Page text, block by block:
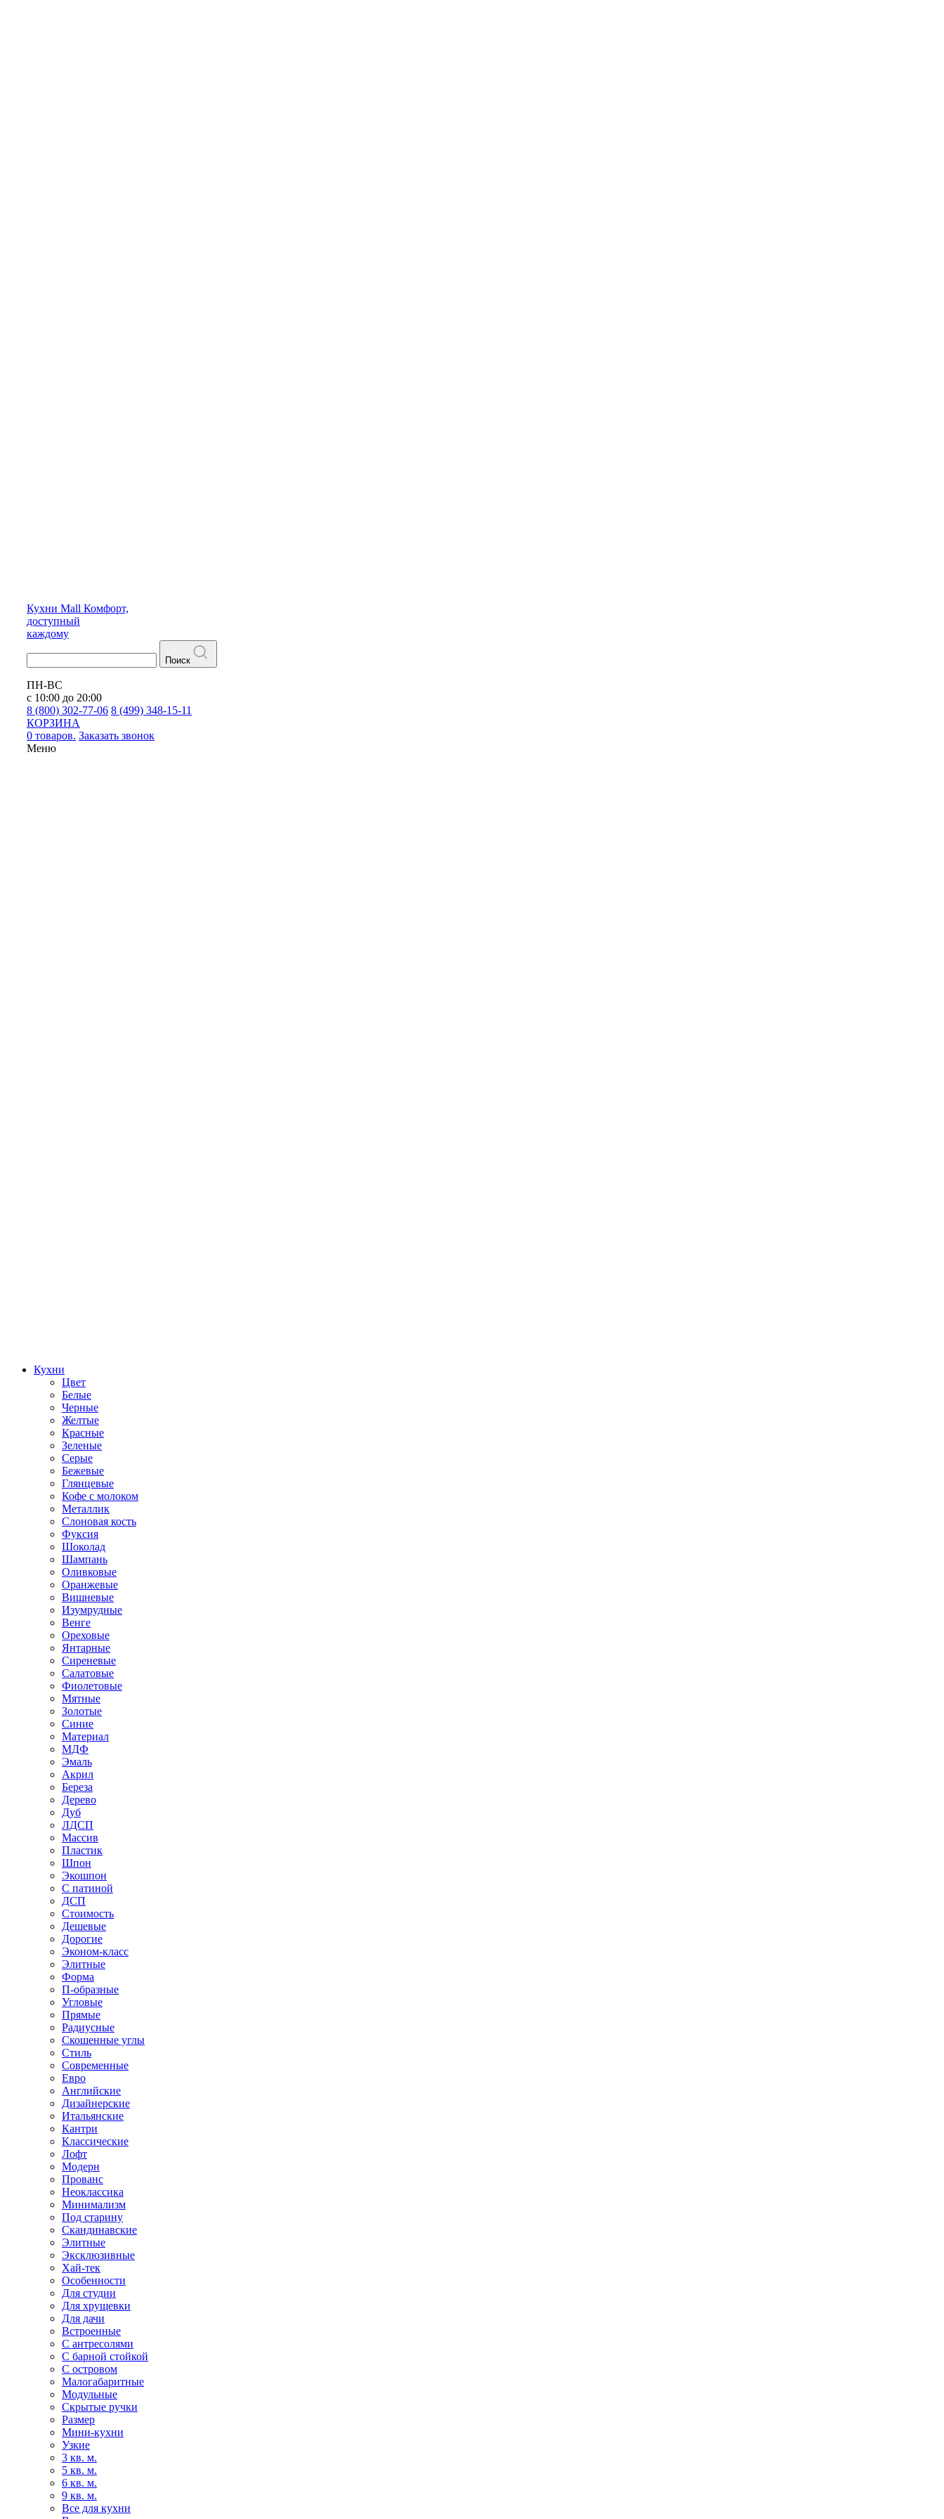
Кухни Mall Комфорт,
доступный
каждому
Поиск
ПН-ВС
с 10:00 до 20:00
8 (800) 302-77-06 8 (499) 348-15-11
КОРЗИНА
0 товаров. Заказать звонок
Меню
Кухни
Цвет
Белые
Черные
Желтые
Красные
Зеленые
Серые
Бежевые
Глянцевые
Кофе с молоком
Металлик
Слоновая кость
Фуксия
Шоколад
Шампань
Оливковые
Оранжевые
Вишневые
Изумрудные
Венге
Ореховые
Янтарные
Сиреневые
Салатовые
Фиолетовые
Мятные
Золотые
Синие
Материал
МДФ
Эмаль
Акрил
Береза
Дерево
Дуб
ЛДСП
Массив
Пластик
Шпон
Экошпон
С патиной
ДСП
Стоимость
Дешевые
Дорогие
Эконом-класс
Элитные
Форма
П-образные
Угловые
Прямые
Радиусные
Скошенные углы
Стиль
Современные
Евро
Английские
Дизайнерские
Итальянские
Кантри
Классические
Лофт
Модерн
Прованс
Неоклассика
Минимализм
Под старину
Скандинавские
Элитные
Эксклюзивные
Хай-тек
Особенности
Для студии
Для хрущевки
Для дачи
Встроенные
С антресолями
С барной стойкой
С островом
Малогабаритные
Модульные
Скрытые ручки
Размер
Мини-кухни
Узкие
3 кв. м.
5 кв. м.
6 кв. м.
9 кв. м.
Все для кухни